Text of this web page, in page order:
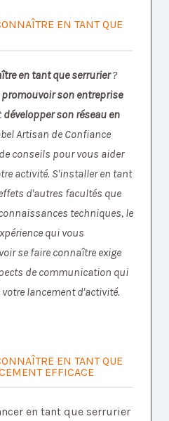
EN TANT QUE
en tant que serrurier?
promouvoir son entreprise
développer son réseau en
Artisan de Confiance
conseils pour vous aider
activité. S'installer en tant
d'autres facultés que
techniques, le
qui vous
se faire connaître exige
de communication qui
lancement d'activité.
EN TANT QUE
EFFICACE
en tant que serrurier